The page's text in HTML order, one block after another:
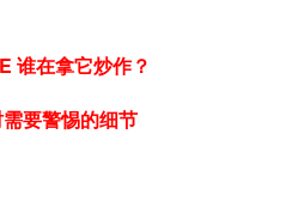
谁在拿它炒作？
要警惕的细节